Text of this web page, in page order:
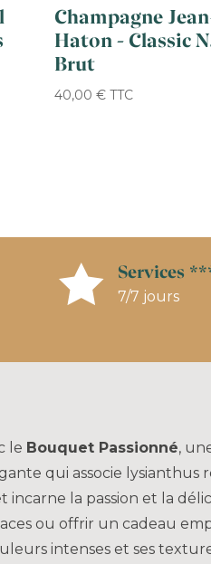
Champagne
Haton – Classic
Brut
40,00€ TTC
 Services
7/7 jours
le Bouquet Passionné,
qui associe lysianthus
incarne la passion et la
ou offrir un cadeau
intenses et ses